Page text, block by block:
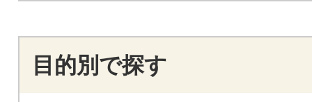
目的別で探す